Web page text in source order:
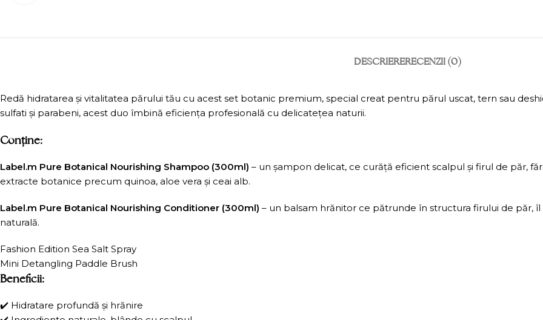
DESCRIERERECENZII (0)
Redă hidratarea și vitalitatea părului tău cu acest set botanic premium, special creat pentru părul uscat, tern sau
sulfati și parabeni, acest duo îmbină eficiența profesională cu delicatețea naturii.
Conține:
Label.m Pure Botanical Nourishing Shampoo (300ml) – un șampon delicat, ce curăță eficient scalpul și firul de păr,
extracte botanice precum quinoa, aloe vera și ceai alb.
Label.m Pure Botanical Nourishing Conditioner (300ml) – un balsam hrănitor ce pătrunde în structura firului de păr,
naturală.
Fashion Edition Sea Salt Spray
Mini Detangling Paddle Brush
Beneficii:
✔️ Hidratare profundă și hrănire